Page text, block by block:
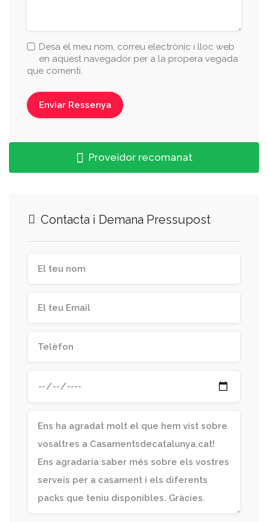
Desa el meu nom, correu electrònic i lloc web
en aquest navegador per a la propera vegada
que comenti.
Proveïdor recomanat
Contacta i Demana Pressupost